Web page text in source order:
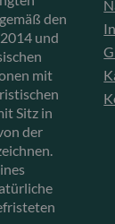
den
und
mit
Sitz in
der